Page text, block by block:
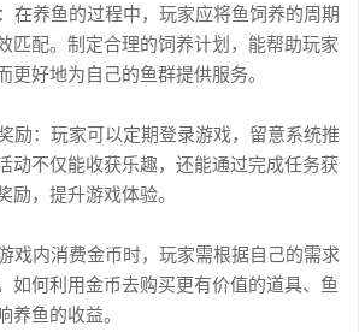
在养鱼的过程中，玩家应将鱼饲养的周期
匹配。制定合理的饲养计划，能帮助玩家
更好地为自己的鱼群提供服务。
励：玩家可以定期登录游戏，留意系统推
动不仅能收获乐趣，还能通过完成任务获
励，提升游戏体验。
戏内消费金币时，玩家需根据自己的需求
如何利用金币去购买更有价值的道具、鱼
养鱼的收益。